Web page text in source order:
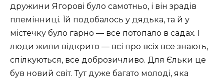
дружини Ягорові було самотньо, і він зрадів
племінниці. Їй подобалось у дядька, та й у
містечку було гарно — все потопало в садах. І
люди жили відкрито — всі про всіх все знають,
спілкуються, все доброзичливо. Для Єльки це
був новий світ. Тут дуже багато молоді, яка